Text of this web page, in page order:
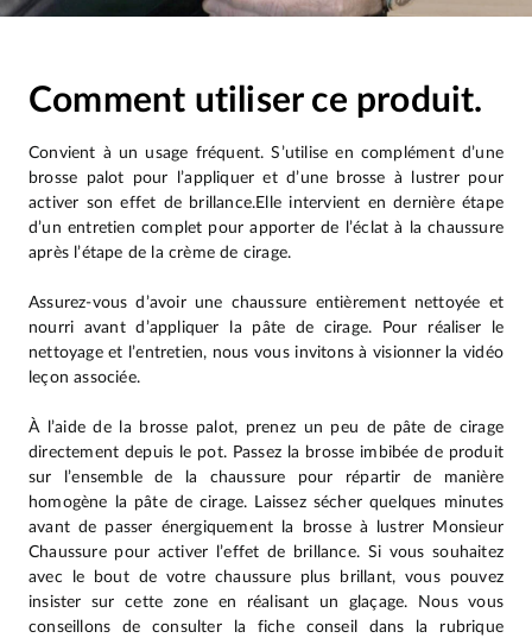
Comment utiliser ce produit.
Convient à un usage fréquent. S’utilise en complément d’une
brosse palot pour l’appliquer et d’une brosse à lustrer pour
activer son effet de brillance.Elle intervient en dernière étape
d’un entretien complet pour apporter de l’éclat à la chaussure
après l’étape de la crème de cirage.
Assurez-vous d’avoir une chaussure entièrement nettoyée et
nourri avant d’appliquer la pâte de cirage. Pour réaliser le
nettoyage et l’entretien, nous vous invitons à visionner la vidéo
leçon associée.
À l’aide de la brosse palot, prenez un peu de pâte de cirage
directement depuis le pot. Passez la brosse imbibée de produit
sur l’ensemble de la chaussure pour répartir de manière
homogène la pâte de cirage. Laissez sécher quelques minutes
avant de passer énergiquement la brosse à lustrer Monsieur
Chaussure pour activer l’effet de brillance. Si vous souhaitez
avec le bout de votre chaussure plus brillant, vous pouvez
insister sur cette zone en réalisant un glaçage. Nous vous
conseillons de consulter la fiche conseil dans la rubrique